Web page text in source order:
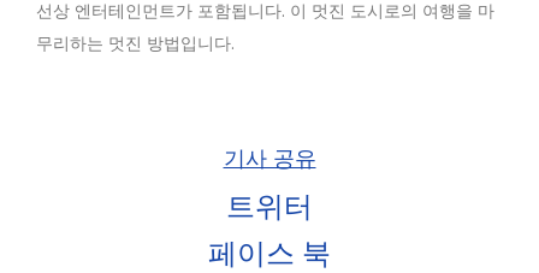
선상 엔터테인먼트가 포함됩니다. 이 멋진 도시로의 여행을 마
무리하는 멋진 방법입니다.
기사 공유
트위터
페이스 북